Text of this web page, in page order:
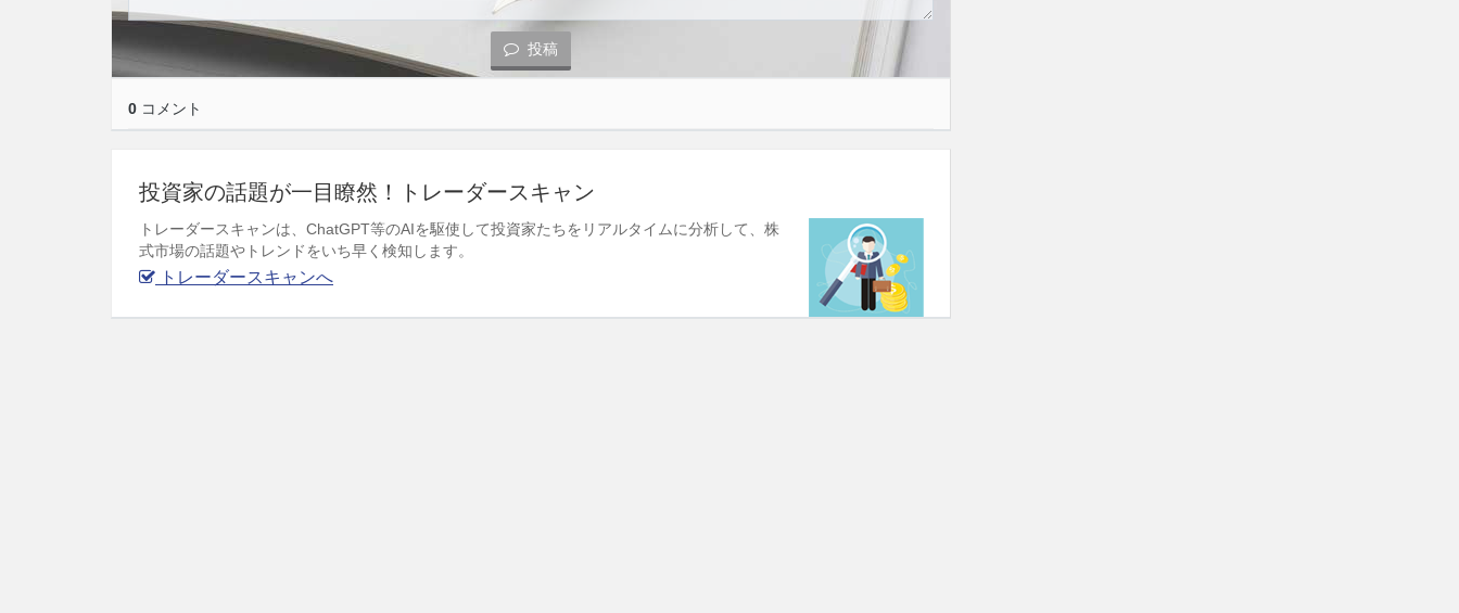
投稿
0 コメント
投資家の話題が一目瞭然！トレーダースキャン
トレーダースキャンは、ChatGPT等のAIを駆使して投資家たちをリアルタイムに分析して、株
式市場の話題やトレンドをいち早く検知します。
トレーダースキャンへ